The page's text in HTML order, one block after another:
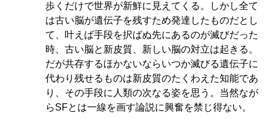
歩くだけで世界が新鮮に見えてくる。しかし全て
は古い脳が遺伝子を残すため発達したものだとし
て、叶えば手段を択ばぬ先にあるのが滅びだった
時、古い脳と新皮質、新しい脳の対立は起きる。
だが共存するほかないならいつか滅びる遺伝子に
代わり残せるものは新皮質のたくわえた知能であ
り、その手段に人類の次なる姿を思う。当然なが
らSFとは一線を画す論説に興奮を禁じ得ない。